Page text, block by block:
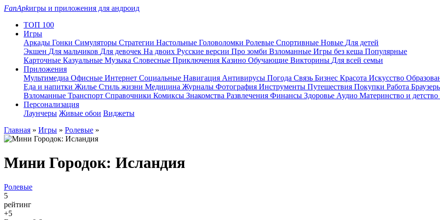
FanApkигры и приложения для андроид
ТОП 100
Игры
Аркады Гонки Симуляторы Стратегии Настольные Головоломки Ролевые Спортивные Новые Для детей
Экшен Для мальчиков Для девочек На двоих Русские версии Про зомби Взломанные Игры без кеша Популярные
Карточные Казуальные Музыка Словесные Приключения Казино Обучающие Викторины Для всей семьи
Приложения
Мультимедиа Офисные Интернет Социальные Навигация Антивирусы Погода Связь Бизнес Красота Искусство
Еда и напитки Жилье Стиль жизни Медицина Журналы Фотография Инструменты Путешествия Покупки Работа
Взломанные Транспорт Справочники Комиксы Знакомства Развлечения Финансы Здоровье Аудио Материнство и детство
Персонализация
Лаунчеры Живые обои Виджеты
Главная » Игры » Ролевые »
Мини Городок: Исландия
Ролевые
5
рейтинг
+5